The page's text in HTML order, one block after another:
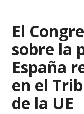
p
p
o
o
k
El
sobre la
España
en el
de la UE